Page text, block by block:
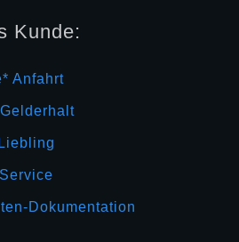
Kunde:
Anfahrt
Dokumentation